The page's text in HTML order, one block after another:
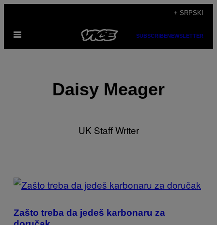
садржај
+ SRPSKI
Otvori
SUBSCRIBENEWSLETTER
Daisy Meager
UK Staff Writer
POSTS
THIS
Zašto treba da jedeš karbonaru za